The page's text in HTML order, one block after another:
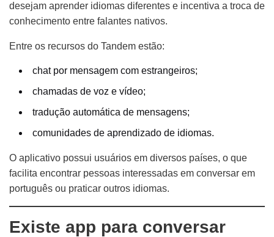
desejam aprender idiomas diferentes e incentiva a troca de
conhecimento entre falantes nativos.
Entre os recursos do Tandem estão:
chat por mensagem com estrangeiros;
chamadas de voz e vídeo;
tradução automática de mensagens;
comunidades de aprendizado de idiomas.
O aplicativo possui usuários em diversos países, o que
facilita encontrar pessoas interessadas em conversar em
português ou praticar outros idiomas.
Existe app para conversar